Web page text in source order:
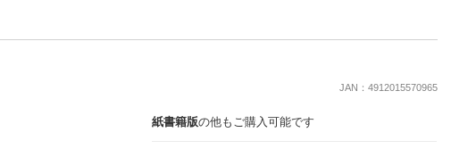
JAN：4912015570965
紙書籍版の他もご購入可能です